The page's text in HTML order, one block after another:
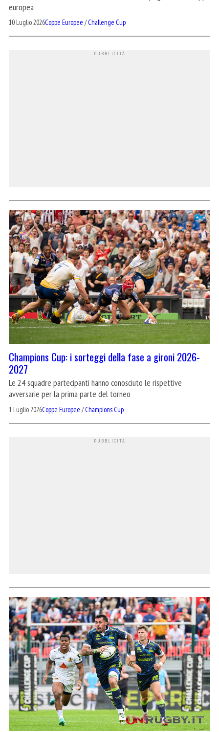
europea
10 Luglio 2026Coppe Europee /Challenge Cup
Champions Cup: i sorteggi della fase a gironi 2026-
2027
Le 24 squadre partecipanti hanno conosciuto le rispettive
avversarie per la prima parte del torneo
1 Luglio 2026Coppe Europee /Champions Cup